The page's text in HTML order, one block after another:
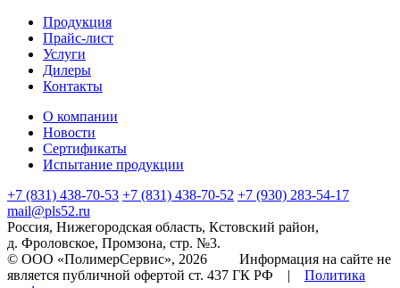
Продукция
Прайс-лист
Услуги
Дилеры
Контакты
О компании
Новости
Сертификаты
Испытание продукции
+7 (831) 438-70-53 +7 (831) 438-70-52 +7 (930) 283-54-17
mail@pls52.ru
Россия, Нижегородская область, Кстовский район,
д. Фроловское, Промзона, стр. №3.
© ООО «ПолимерСервис», 2026 Информация на сайте не
является публичной офертой ст. 437 ГК РФ | Политика